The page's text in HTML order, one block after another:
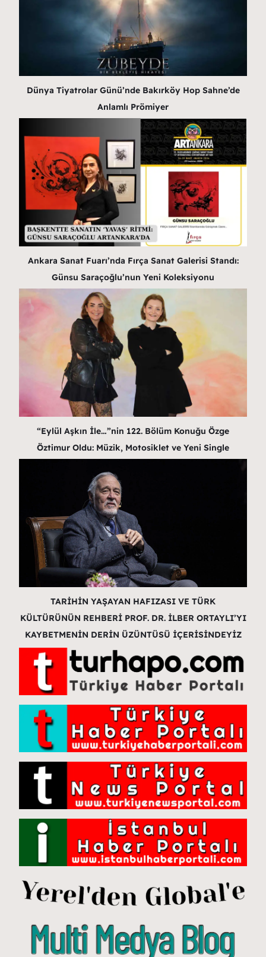
Dünya Tiyatrolar Günü’nde Bakırköy Hop Sahne’de
Anlamlı Prömiyer
Ankara Sanat Fuarı’nda Fırça Sanat Galerisi Standı:
Günsu Saraçoğlu’nun Yeni Koleksiyonu
“Eylül Aşkın İle…”nin 122. Bölüm Konuğu Özge
Öztimur Oldu: Müzik, Motosiklet ve Yeni Single
TARİHİN YAŞAYAN HAFIZASI VE TÜRK
KÜLTÜRÜNÜN REHBERİ PROF. DR. İLBER ORTAYLI’YI
KAYBETMENİN DERİN ÜZÜNTÜSÜ İÇERİSİNDEYİZ